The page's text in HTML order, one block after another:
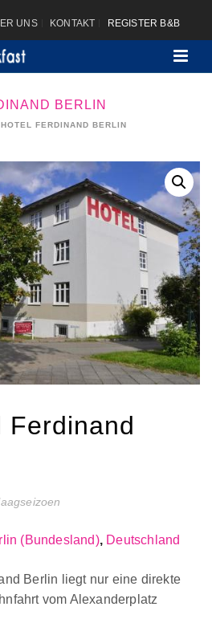
UNS KONTAKT REGISTER B&B
BERLIN
FERDINAND BERLIN
Ferdinand
(Bundesland), Deutschland
Berlin liegt nur eine direkte
vom Alexanderplatz